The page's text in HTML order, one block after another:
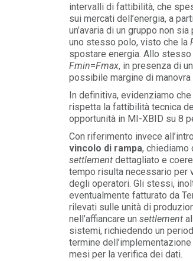
intervalli di fattibilità, che
sui mercati dell’energia, a
un’avaria di un gruppo non
uno stesso polo, visto che la
spostare energia. Allo
Fmin=Fmax, in presenza di
possibile margine di
In definitiva, evidenziamo
rispetta la fattibilità tecnica
opportunità in MI-XBID su 8
Con riferimento invece
vincolo di rampa, chiediamo
settlement dettagliato e
tempo risulta necessario per
degli operatori. Gli stessi,
eventualmente fatturato da
rilevati sulle unità di
nell’affiancare un settlement
sistemi, richiedendo un
termine
mesi per la verifica dei dati.